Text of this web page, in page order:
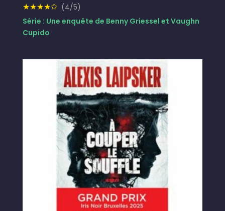
★★★★✩ (4/5)
Série : Une enquête de Benny Griessel et Vaughn
Cupido